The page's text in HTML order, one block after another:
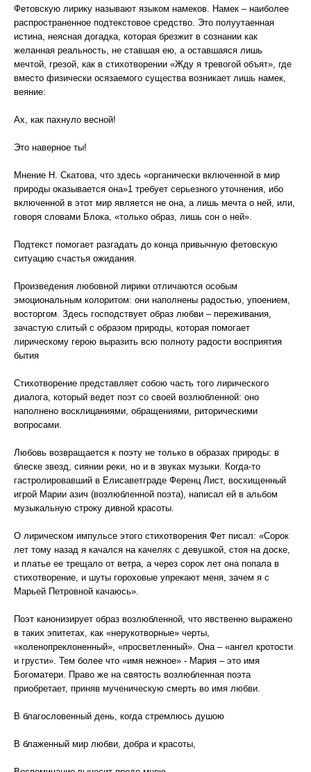
Фетовскую лирику называют языком намеков. Намек – наиболее
распространенное подтекстовое средство. Это полуутаенная
истина, неясная догадка, которая брезжит в сознании как
желанная реальность, не ставшая ею, а оставшаяся лишь
мечтой, грезой, как в стихотворении «Жду я тревогой объят», где
вместо физически осязаемого существа возникает лишь намек,
веяние:
Ах, как пахнуло весной!
Это наверное ты!
Мнение Н. Скатова, что здесь «органически включенной в мир
природы оказывается она»1 требует серьезного уточнения, ибо
включенной в этот мир является не она, а лишь мечта о ней, или,
говоря словами Блока, «только образ, лишь сон о ней».
Подтекст помогает разгадать до конца привычную фетовскую
ситуацию счастья ожидания.
Произведения любовной лирики отличаются особым
эмоциональным колоритом: они наполнены радостью, упоением,
восторгом. Здесь господствует образ любви – переживания,
зачастую слитый с образом природы, которая помогает
лирическому герою выразить всю полноту радости восприятия
бытия
Стихотворение представляет собою часть того лирического
диалога, который ведет поэт со своей возлюбленной: оно
наполнено восклицаниями, обращениями, риторическими
вопросами.
Любовь возвращается к поэту не только в образах природы: в
блеске звезд, сиянии реки, но и в звуках музыки. Когда-то
гастролировавший в Елисаветграде Ференц Лист, восхищенный
игрой Марии азич (возлюбленной поэта), написал ей в альбом
музыкальную строку дивной красоты.
О лирическом импульсе этого стихотворения Фет писал: «Сорок
лет тому назад я качался на качелях с девушкой, стоя на доске,
и платье ее трещало от ветра, а через сорок лет она попала в
стихотворение, и шуты гороховые упрекают меня, зачем я с
Марьей Петровной качаюсь».
Поэт канонизирует образ возлюбленной, что явственно выражено
в таких эпитетах, как «нерукотворные» черты,
«коленопреклоненный», «просветленный». Она – «ангел кротости
и грусти». Тем более что «имя нежное» - Мария – это имя
Богоматери. Право же на святость возлюбленная поэта
приобретает, приняв мученическую смерть во имя любви.
В благословенный день, когда стремлюсь душою
В блаженный мир любви, добра и красоты,